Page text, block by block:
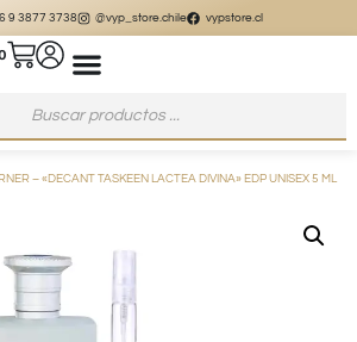
3738 @vyp_store.chile vypstore.cl
– «DECANT TASKEEN LACTEA DIVINA» EDP UNISEX 5 ML